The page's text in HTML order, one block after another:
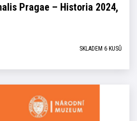
Pragae – Historia 2024,
SKLADEM 6 KUSŮ